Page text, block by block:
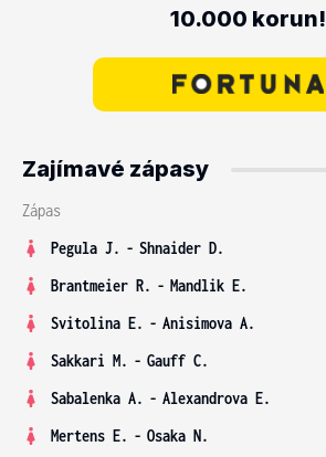
10.000 korun!
Zajímavé zápasy
Zápas
Pegula J. - Shnaider D.
Brantmeier R. - Mandlik E.
Svitolina E. - Anisimova A.
Sakkari M. - Gauff C.
Sabalenka A. - Alexandrova E.
Mertens E. - Osaka N.